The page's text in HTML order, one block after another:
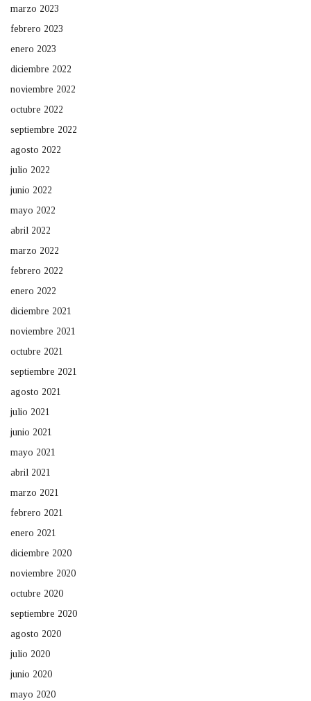
marzo 2023
febrero 2023
enero 2023
diciembre 2022
noviembre 2022
octubre 2022
septiembre 2022
agosto 2022
julio 2022
junio 2022
mayo 2022
abril 2022
marzo 2022
febrero 2022
enero 2022
diciembre 2021
noviembre 2021
octubre 2021
septiembre 2021
agosto 2021
julio 2021
junio 2021
mayo 2021
abril 2021
marzo 2021
febrero 2021
enero 2021
diciembre 2020
noviembre 2020
octubre 2020
septiembre 2020
agosto 2020
julio 2020
junio 2020
mayo 2020